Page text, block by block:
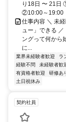
り18日 〜 21日
②10:00～19:00
仕事内容 ＼ 未
ュー」できる
ングって何から
に...
業界未経験者歓迎 ラ
経験不問
未経験者歓
有資格者歓迎
研修あ
土日祝休み
契約社員